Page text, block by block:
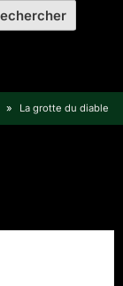
La grotte du diable